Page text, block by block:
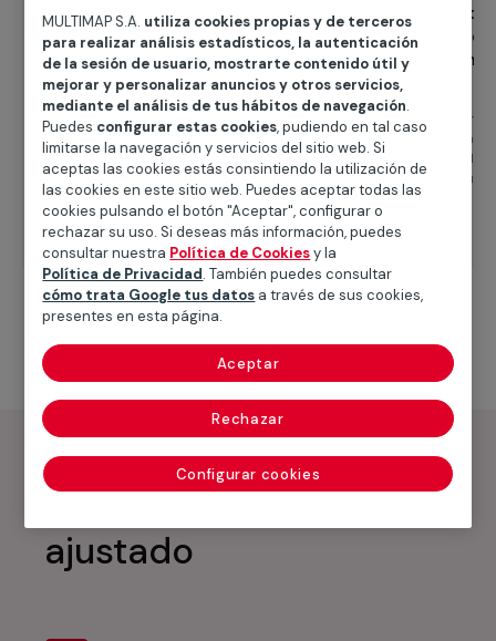
Reparación de molduras de
escayola para puertas
Las molduras de escayola para puertas
son elementos arquitectónicos que
añaden elegancia y estilo a cualquier
hogar. Sin embargo, con el tiempo, estas
molduras pueden deteriorarse debido a
golpe...
Leer más
Conoce cómo
escayola
proyecto:
¿Estás planeando
construcción o
el uso de escayola ? La elección de la
escayola adecuada es crucial para
garantizar un
satisfactorio. De...
Leer más
Presupuesto único y
ajustado
MULTIMAP S.A. utiliza cookies propias y de terceros
para realizar análisis estadísticos, la autenticación
de la sesión de usuario, mostrarte contenido útil y
mejorar y personalizar anuncios y otros servicios,
mediante el análisis de tus hábitos de navegación.
Puedes configurar estas cookies, pudiendo en tal caso
limitarse la navegación y servicios del sitio web. Si
aceptas las cookies estás consintiendo la utilización de
las cookies en este sitio web. Puedes aceptar todas las
cookies pulsando el botón "Aceptar", configurar o
rechazar su uso. Si deseas más información, puedes
consultar nuestra Política de Cookiesy la
Política de Privacidad. También puedes consultar
cómo trata Google tus datos a través de sus cookies,
presentes en esta página.
Configurar cookies
Rechazar
Aceptar